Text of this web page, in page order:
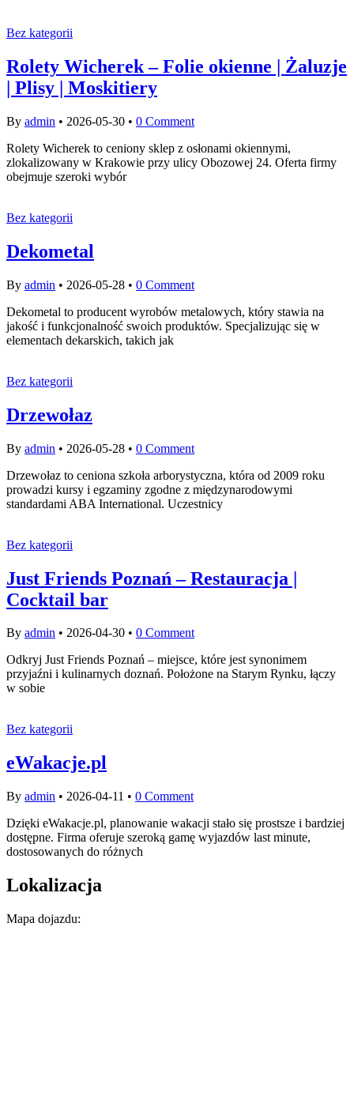
Bez kategorii
Rolety Wicherek – Folie okienne | Żaluzje
| Plisy | Moskitiery
By admin • 2026-05-30 • 0 Comment
Rolety Wicherek to ceniony sklep z osłonami okiennymi,
zlokalizowany w Krakowie przy ulicy Obozowej 24. Oferta firmy
obejmuje szeroki wybór
Bez kategorii
Dekometal
By admin • 2026-05-28 • 0 Comment
Dekometal to producent wyrobów metalowych, który stawia na
jakość i funkcjonalność swoich produktów. Specjalizując się w
elementach dekarskich, takich jak
Bez kategorii
Drzewołaz
By admin • 2026-05-28 • 0 Comment
Drzewołaz to ceniona szkoła arborystyczna, która od 2009 roku
prowadzi kursy i egzaminy zgodne z międzynarodowymi
standardami ABA International. Uczestnicy
Bez kategorii
Just Friends Poznań – Restauracja |
Cocktail bar
By admin • 2026-04-30 • 0 Comment
Odkryj Just Friends Poznań – miejsce, które jest synonimem
przyjaźni i kulinarnych doznań. Położone na Starym Rynku, łączy
w sobie
Bez kategorii
eWakacje.pl
By admin • 2026-04-11 • 0 Comment
Dzięki eWakacje.pl, planowanie wakacji stało się prostsze i bardziej
dostępne. Firma oferuje szeroką gamę wyjazdów last minute,
dostosowanych do różnych
Lokalizacja
Mapa dojazdu: